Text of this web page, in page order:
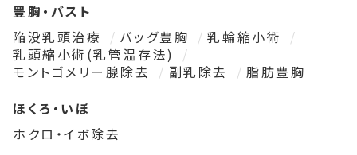
豊胸・バスト
陥没乳頭治療
バッグ豊胸
乳輪縮小術
乳頭縮小術(乳管温存法)
モントゴメリー腺除去
副乳除去
脂肪豊胸
ほくろ・いぼ
ホクロ・イボ除去